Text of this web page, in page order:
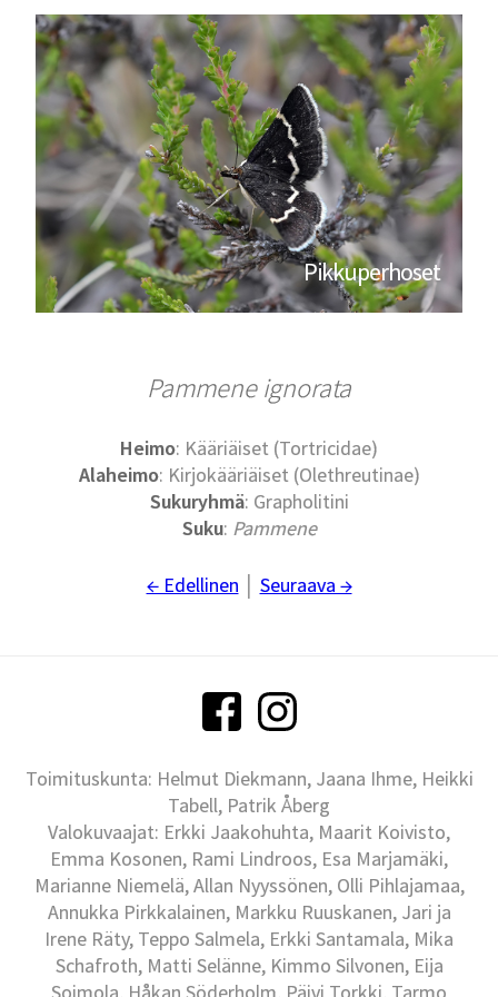
Pikkuperhoset
Pammene ignorata
Heimo: Kääriäiset (Tortricidae)
Alaheimo: Kirjokääriäiset (Olethreutinae)
Sukuryhmä: Grapholitini
Suku: Pammene
← Edellinen Seuraava →
Toimituskunta: Helmut Diekmann, Jaana Ihme, Heikki
Tabell, Patrik Åberg
Valokuvaajat: Erkki Jaakohuhta, Maarit Koivisto,
Emma Kosonen, Rami Lindroos, Esa Marjamäki,
Marianne Niemelä, Allan Nyyssönen, Olli Pihlajamaa,
Annukka Pirkkalainen, Markku Ruuskanen, Jari ja
Irene Räty, Teppo Salmela, Erkki Santamala, Mika
Schafroth, Matti Selänne, Kimmo Silvonen, Eija